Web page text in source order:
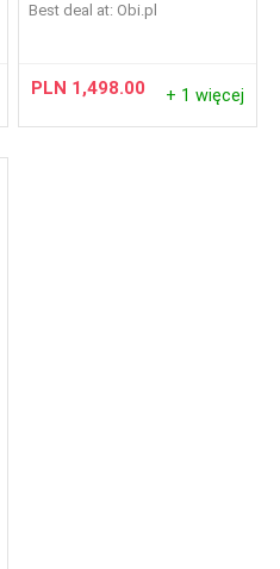
Best deal at: obi.pl
PLN 1,498.00 + 1 więcej